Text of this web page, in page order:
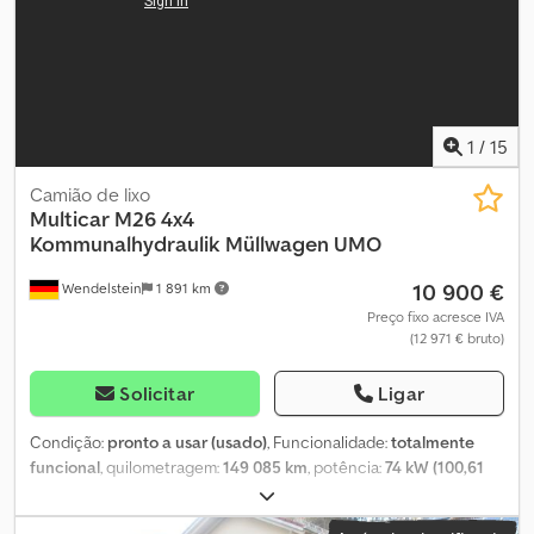
Oferta não vinculativa – sujeito a alterações e venda intermédia –
1 / 15
Wendelstein 1 891 km
Camião de lixo
Multicar M26 4x4
Kommunalhydraulik Müllwagen UMO
10 900 €
Preço fixo acresce IVA
(12 971 € bruto)
Solicitar Ligar
Condição: pronto a usar (usado), Funcionalidade:totalmente
funcional, quilometragem:149 085 km, potência:74 kW (100,61
, tipo de combustível:
em vazio:2 490 kg, peso total:4 300 kg, configuração de eixo:4x4,